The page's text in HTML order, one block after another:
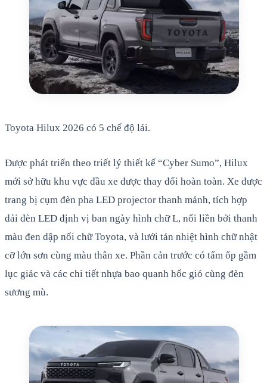
Toyota Hilux 2026 có 5 chế độ lái.
Được phát triển theo triết lý thiết kế “Cyber Sumo”, Hilux
mới sở hữu khu vực đầu xe được thay đổi hoàn toàn. Xe được
trang bị cụm đèn pha LED projector thanh mảnh, tích hợp
dải đèn LED định vị ban ngày hình chữ L, nối liền bởi thanh
màu đen dập nổi chữ Toyota, và lưới tản nhiệt hình chữ nhật
cỡ lớn sơn cùng màu thân xe. Phần cản trước có tấm ốp gầm
lục giác và các chi tiết nhựa bao quanh hốc gió cùng đèn
sương mù.